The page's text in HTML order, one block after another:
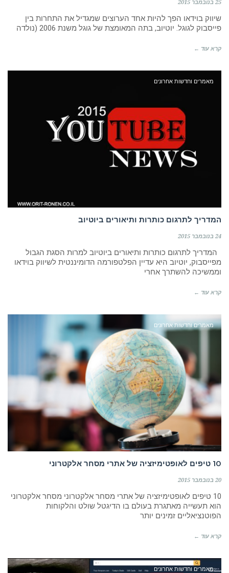
25 בנובמבר 2015
שיווק בוידאו הפך להיות אחד הערוצים שמגדיל את התחרות בין
פייסבוק לגוגל. יוטיוב, בתה המאומצת של גוגל משנת 2006 (נולדה
קרא עוד ←
מאמרים וחדשות אחרונים
המדריך לתרגום כותרות ותיאורים ביוטיוב
24 בנובמבר 2015
המדריך לתרגום כותרות ותיאורים ביוטיוב למרות הסגת הגבול
מפייסבוק, יוטיוב היא עדיין הפלטפורמה הדומיננטית לשיווק בוידאו
וממשיכה להשתרך אחרי
קרא עוד ←
מאמרים וחדשות אחרונים
10 טיפים לאופטימיזציה של אתרי מסחר אלקטרוני
20 בנובמבר 2015
10 טיפים לאופטימיזציה של אתרי מסחר אלקטרוני מסחר אלקטרוני
הוא תעשייה מאתגרת בעולם בו הדיגטל שולט והלקוחות
הפוטנציאליים זמינים יותר
קרא עוד ←
מאמרים וחדשות אחרונים